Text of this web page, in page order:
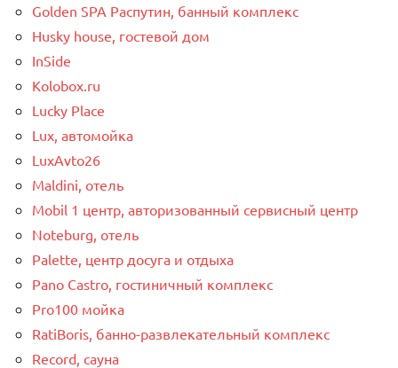
Golden SPA Распутин, банный комплекс
Husky house, гостевой дом
InSide
Kolobox.ru
Lucky Place
Lux, автомойка
LuxAvto26
Maldini, отель
Mobil 1 центр, авторизованный сервисный центр
Noteburg, отель
Palette, центр досуга и отдыха
Pano Castro, гостиничный комплекс
Pro100 мойка
RatiBoris, банно-развлекательный комплекс
Record, сауна